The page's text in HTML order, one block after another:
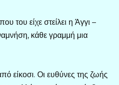
του είχε στείλει η Άγγι –
κάθε γραμμή μια
είκοσι. Οι ευθύνες της ζωής